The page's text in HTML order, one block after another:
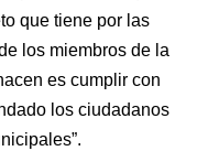
que tiene por las
los miembros de la
es cumplir con
los ciudadanos